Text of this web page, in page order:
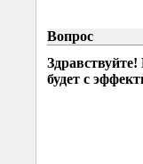
Вопрос
будет с